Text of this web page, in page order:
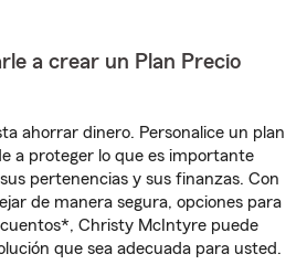
a crear un Plan Precio
ahorrar dinero. Personalice un plan
a proteger lo que es importante
pertenencias y sus finanzas. Con
de manera segura, opciones para
Christy McIntyre puede
que sea adecuada para usted.